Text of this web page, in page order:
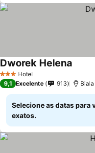
3 EstrelasHotel
Dworek Helena
9,1 Excelente 913
Selecione as datas para
exatos.